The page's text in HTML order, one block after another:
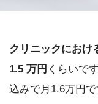
クリニックにおけ
1.5 万円 くらいで
込みで月1.6万円で